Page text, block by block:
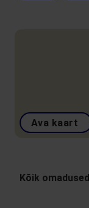
Ava kaart
Kõik